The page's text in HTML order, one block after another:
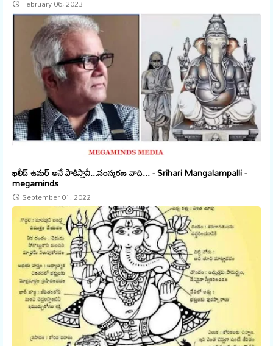
February 06, 2023
ఖలీద్ ఉమర్ అనే పాకిస్తానీ...సంస్కరణ వాది... - Srihari Mangalampalli -
megaminds
September 01, 2022